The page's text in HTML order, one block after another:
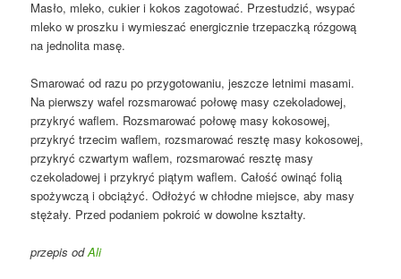
Masło, mleko, cukier i kokos zagotować. Przestudzić, wsypać
mleko w proszku i wymieszać energicznie trzepaczką rózgową
na jednolita masę.
Smarować od razu po przygotowaniu, jeszcze letnimi masami.
Na pierwszy wafel rozsmarować połowę masy czekoladowej,
przykryć waflem. Rozsmarować połowę masy kokosowej,
przykryć trzecim waflem, rozsmarować resztę masy kokosowej,
przykryć czwartym waflem, rozsmarować resztę masy
czekoladowej i przykryć piątym waflem. Całość owinąć folią
spożywczą i obciążyć. Odłożyć w chłodne miejsce, aby masy
stężały. Przed podaniem pokroić w dowolne kształty.
przepis odAli